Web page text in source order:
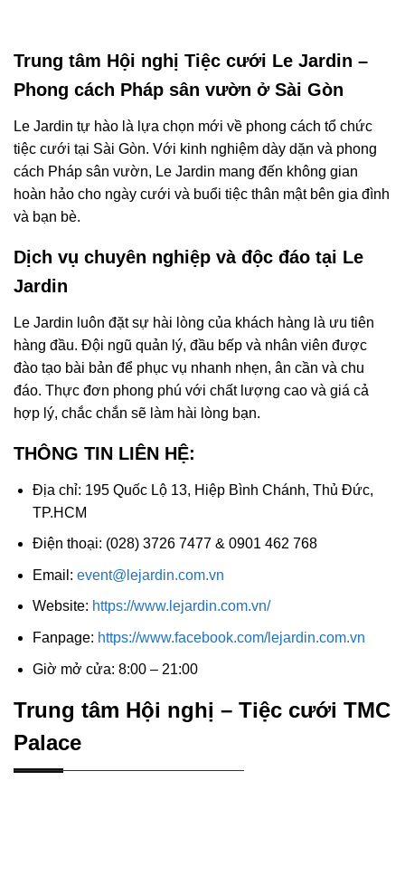
Trung tâm Hội nghị Tiệc cưới Le Jardin –
Phong cách Pháp sân vườn ở Sài Gòn
Le Jardin tự hào là lựa chọn mới về phong cách tổ chức
tiệc cưới tại Sài Gòn. Với kinh nghiệm dày dặn và phong
cách Pháp sân vườn, Le Jardin mang đến không gian
hoàn hảo cho ngày cưới và buổi tiệc thân mật bên gia đình
và bạn bè.
Dịch vụ chuyên nghiệp và độc đáo tại Le
Jardin
Le Jardin luôn đặt sự hài lòng của khách hàng là ưu tiên
hàng đầu. Đội ngũ quản lý, đầu bếp và nhân viên được
đào tạo bài bản để phục vụ nhanh nhẹn, ân cần và chu
đáo. Thực đơn phong phú với chất lượng cao và giá cả
hợp lý, chắc chắn sẽ làm hài lòng bạn.
THÔNG TIN LIÊN HỆ:
Địa chỉ: 195 Quốc Lộ 13, Hiệp Bình Chánh, Thủ Đức,
TP.HCM
Điện thoại: (028) 3726 7477 & 0901 462 768
Email: event@lejardin.com.vn
Website: https://www.lejardin.com.vn/
Fanpage: https://www.facebook.com/lejardin.com.vn
Giờ mở cửa: 8:00 – 21:00
Trung tâm Hội nghị – Tiệc cưới TMC
Palace